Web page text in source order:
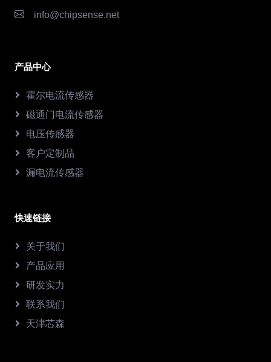
info@chipsense.net
产品中心
霍尔电流传感器
磁通门电流传感器
电压传感器
客户定制品
漏电流传感器
快速链接
关于我们
产品应用
研发实力
联系我们
天津芯森